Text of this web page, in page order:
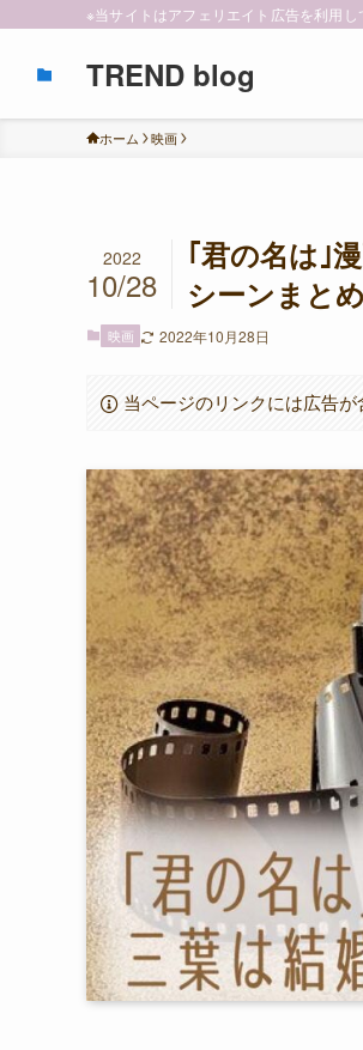
※当サイトはアフェリエイト広告を利用し
TREND blog
ホーム 映画
｢君の名は｣
シーンまとめ
2022
10/28
映画 2022年10月28日
当ページのリンクには広告が